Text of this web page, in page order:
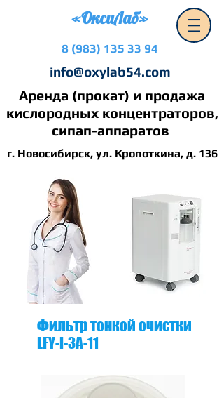
«ОксиЛаб»
8 (983) 135 33 94
info@oxylab54.com
Аренда (прокат) и продажа
кислородных концентраторов,
сипап-аппаратов
г. Новосибирск, ул. Кропоткина, д. 136
Фильтр тонкой очистки
LFY-I-3A-11